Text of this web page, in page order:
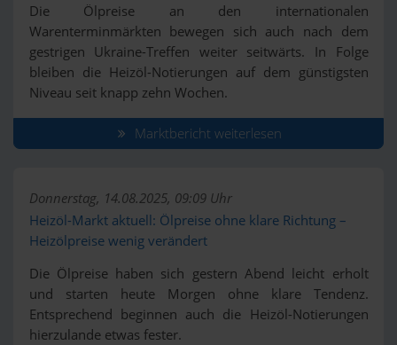
Die Ölpreise an den internationalen
Warenterminmärkten bewegen sich auch nach dem
gestrigen Ukraine-Treffen weiter seitwärts. In Folge
bleiben die Heizöl-Notierungen auf dem günstigsten
Niveau seit knapp zehn Wochen.
Marktbericht weiterlesen
Donnerstag, 14.08.2025, 09:09 Uhr
Heizöl-Markt aktuell: Ölpreise ohne klare Richtung –
Heizölpreise wenig verändert
Die Ölpreise haben sich gestern Abend leicht erholt
und starten heute Morgen ohne klare Tendenz.
Entsprechend beginnen auch die Heizöl-Notierungen
hierzulande etwas fester.